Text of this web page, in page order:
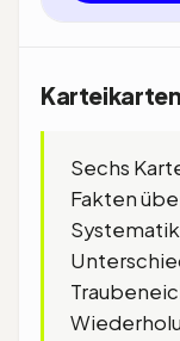
Sechs
Fakten